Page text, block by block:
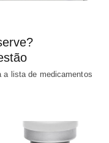
a lista de medicamentos